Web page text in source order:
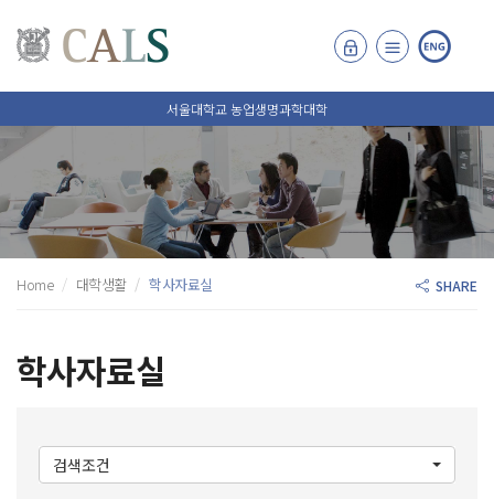
서울대학교 농업생명과학대학
Home 대학생활 학사자료실 SHARE
학사자료실
검색조건